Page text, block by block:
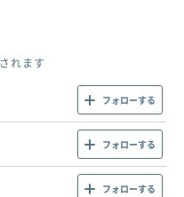
れます
フォローする
フォローする
フォローする